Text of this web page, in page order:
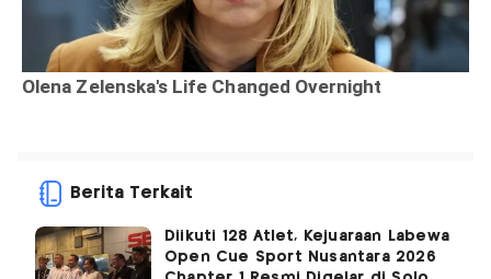
Berita Terkait
Diikuti 128 Atlet, Kejuaraan Labewa
Open Cue Sport Nusantara 2026